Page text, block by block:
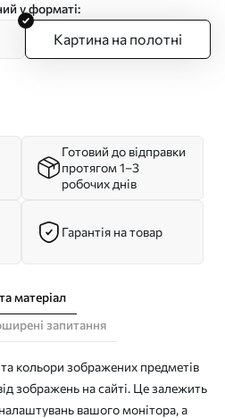
у форматі:
Картина на полотні
Готовий до відправки
протягом 1–3
робочих днів
Гарантія на товар
матеріал
запитання
кольори зображених предметів
зображень на сайті. Це залежить
налаштувань вашого монітора, а